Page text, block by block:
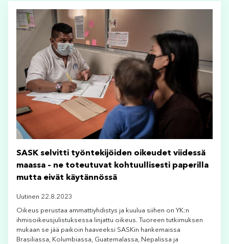
SASK selvitti työntekijöiden oikeudet viidessä
maassa – ne toteutuvat kohtuullisesti paperilla
mutta eivät käytännössä
Uutinen 22.8.2023
Oikeus perustaa ammattiyhdistys ja kuulua siihen on YK:n
ihmisoikeusjulistuksessa linjattu oikeus. Tuoreen tutkimuksen
mukaan se jää paikoin haaveeksi SASKin hankemaissa
Brasiliassa, Kolumbiassa, Guatemalassa, Nepalissa ja